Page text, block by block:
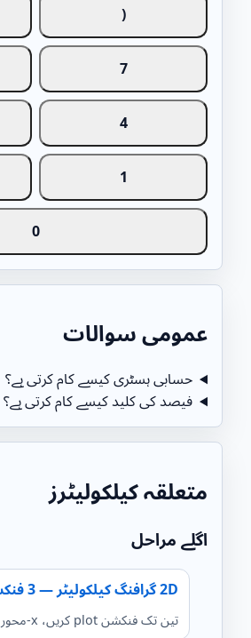
(
7
4
1
0
عمومی سوالات
حسابی ہسٹری کیسے کام کرتی ہے؟
فیصد کی کلید کیسے کام کرتی ہے؟
متعلقہ کیلکولیٹرز
اگلے مراحل
2D گرافنگ کیلکولیٹر — 3 فنکشن، تقاطع اور انتہائی نقاط
تین تک فنکشن plot کریں، x-محور تقاطع، باہمی تقاطع اور انتہائی نقاط عددی طریقوں سے نکالیں۔ zoom، pan۔